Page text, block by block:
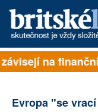
PŘIHLÁSIT
na
Evropa "se